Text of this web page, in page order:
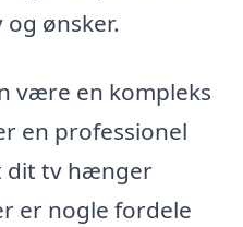
ønsker.
være en kompleks
en professionel
dit tv hænger
er nogle fordele